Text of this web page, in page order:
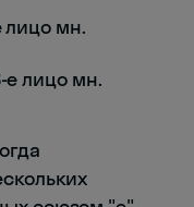
лицо мн.
лицо мн.